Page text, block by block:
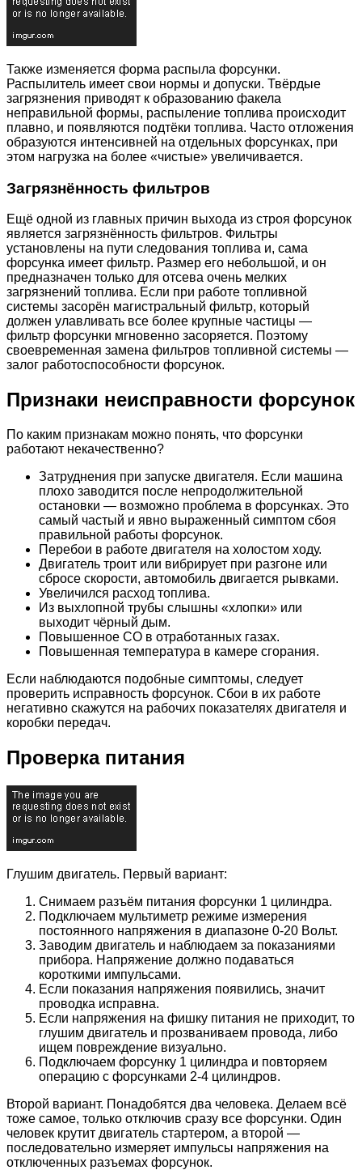
Также изменяется форма распыла форсунки.
Распылитель имеет свои нормы и допуски. Твёрдые
загрязнения приводят к образованию факела
неправильной формы, распыление топлива происходит
плавно, и появляются подтёки топлива. Часто отложения
образуются интенсивней на отдельных форсунках, при
этом нагрузка на более «чистые» увеличивается.
Загрязнённость фильтров
Ещё одной из главных причин выхода из строя форсунок
является загрязнённость фильтров. Фильтры
установлены на пути следования топлива и, сама
форсунка имеет фильтр. Размер его небольшой, и он
предназначен только для отсева очень мелких
загрязнений топлива. Если при работе топливной
системы засорён магистральный фильтр, который
должен улавливать все более крупные частицы —
фильтр форсунки мгновенно засоряется. Поэтому
своевременная замена фильтров топливной системы —
залог работоспособности форсунок.
Признаки неисправности форсунок
По каким признакам можно понять, что форсунки
работают некачественно?
Затруднения при запуске двигателя. Если машина
плохо заводится после непродолжительной
остановки — возможно проблема в форсунках. Это
самый частый и явно выраженный симптом сбоя
правильной работы форсунок.
Перебои в работе двигателя на холостом ходу.
Двигатель троит или вибрирует при разгоне или
сбросе скорости, автомобиль двигается рывками.
Увеличился расход топлива.
Из выхлопной трубы слышны «хлопки» или
выходит чёрный дым.
Повышенное CO в отработанных газах.
Повышенная температура в камере сгорания.
Если наблюдаются подобные симптомы, следует
проверить исправность форсунок. Сбои в их работе
негативно скажутся на рабочих показателях двигателя и
коробки передач.
Проверка питания
Глушим двигатель. Первый вариант:
Снимаем разъём питания форсунки 1 цилиндра.
Подключаем мультиметр режиме измерения
постоянного напряжения в диапазоне 0-20 Вольт.
Заводим двигатель и наблюдаем за показаниями
прибора. Напряжение должно подаваться
короткими импульсами.
Если показания напряжения появились, значит
проводка исправна.
Если напряжения на фишку питания не приходит, то
глушим двигатель и прозваниваем провода, либо
ищем повреждение визуально.
Подключаем форсунку 1 цилиндра и повторяем
операцию с форсунками 2-4 цилиндров.
Второй вариант. Понадобятся два человека. Делаем всё
тоже самое, только отключив сразу все форсунки. Один
человек крутит двигатель стартером, а второй —
последовательно измеряет импульсы напряжения на
отключенных разъемах форсунок.